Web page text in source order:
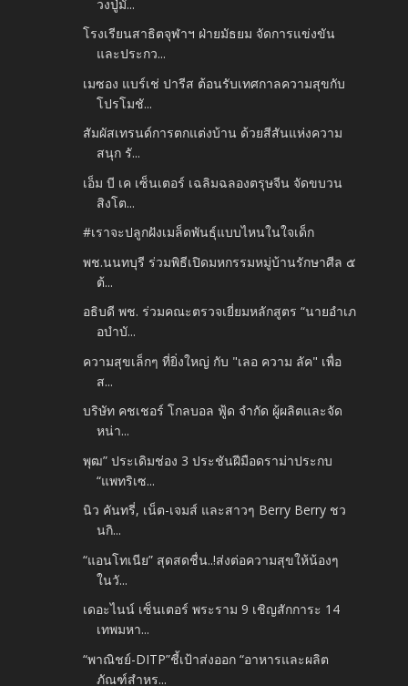
วงปู่มั่...
โรงเรียนสาธิตจุฬาฯ ฝ่ายมัธยม จัดการแข่งขัน
และประกว...
เมซอง แบร์เช่ ปารีส ต้อนรับเทศกาลความสุขกับ
โปรโมชั...
สัมผัสเทรนด์การตกแต่งบ้าน ด้วยสีสันแห่งความ
สนุก รั...
เอ็ม บี เค เซ็นเตอร์ เฉลิมฉลองตรุษจีน จัดขบวน
สิงโต...
#เราจะปลูกฝังเมล็ดพันธ์ุแบบไหนในใจเด็ก
พช.นนทบุรี ร่วมพิธีเปิดมหกรรมหมู่บ้านรักษาศีล ๕
ต้...
อธิบดี พช. ร่วมคณะตรวจเยี่ยมหลักสูตร “นายอำเภ
อบำบั...
ความสุขเล็กๆ ที่ยิ่งใหญ่ กับ "เลอ ความ ลัค" เพื่อ
ส...
บริษัท คชเชอร์ โกลบอล ฟู้ด จำกัด ผู้ผลิตและจัด
หน่า...
พุฒ” ประเดิมช่อง 3 ประชันฝีมือดราม่าประกบ
“แพทริเซ...
นิว คันทรี่, เน็ต-เจมส์ และสาวๆ Berry Berry ชว
นกิ...
“แอนโทเนีย” สุดสดชื่น..!ส่งต่อความสุขให้น้องๆ
ในวั...
เดอะไนน์ เซ็นเตอร์ พระราม 9 เชิญสักการะ 14
เทพมหา...
“พาณิชย์-DITP”ชี้เป้าส่งออก “อาหารและผลิต
ภัณฑ์สำหร...